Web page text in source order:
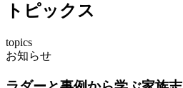
トピックス
topics
お知らせ